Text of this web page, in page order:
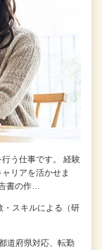
う仕事です。 経験
リアを活かせま
書の作…
スキルによる（研
道府県対応、転勤